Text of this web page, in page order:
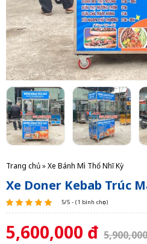
Trang chủ»Xe Bánh Mì Thổ Nhĩ Kỳ
Xe Doner Kebab Trúc
5/5 - (1 bình chọn)
5,600,000 đ